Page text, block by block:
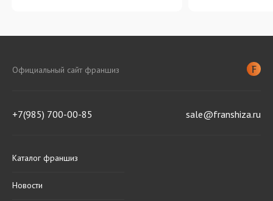
Официальный сайт франшиз
+7(985) 700-00-85 sale@franshiza.ru
Каталог франшиз
Новости